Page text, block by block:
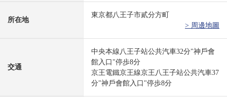
所在地
東京都八王子市貳分方町
> 周邊地圖
交通
中央本線八王子站公共汽車32分"神戶會
館入口"停歩8分
京王電鐵京王線京王八王子站公共汽車37
分"神戶會館入口"停歩8分